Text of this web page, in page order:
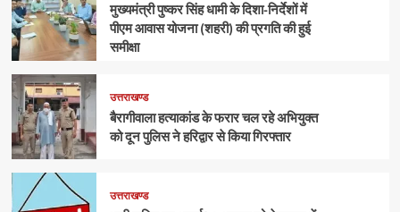
मुख्यमंत्री पुष्कर सिंह धामी के दिशा-निर्देशों में
पीएम आवास योजना (शहरी) की प्रगति की हुई
समीक्षा
उत्तराखण्ड
बैरागीवाला हत्याकांड के फरार चल रहे अभियुक्त
को दून पुलिस ने हरिद्वार से किया गिरफ्तार
उत्तराखण्ड